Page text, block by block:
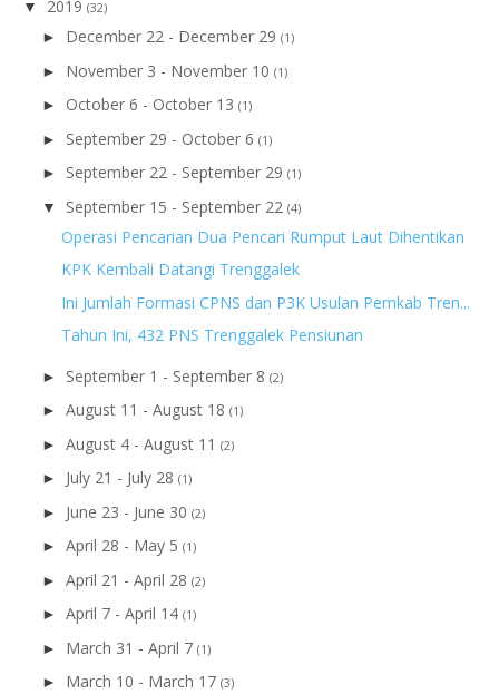
▼ 2019 (32)
► December 22 - December 29 (1)
► November 3 - November 10 (1)
► October 6 - October 13 (1)
► September 29 - October 6 (1)
► September 22 - September 29 (1)
▼ September 15 - September 22 (4)
Operasi Pencarian Dua Pencari Rumput Laut Dihentikan
KPK Kembali Datangi Trenggalek
Ini Jumlah Formasi CPNS dan P3K Usulan Pemkab Tren...
Tahun Ini, 432 PNS Trenggalek Pensiunan
► September 1 - September 8 (2)
► August 11 - August 18 (1)
► August 4 - August 11 (2)
► July 21 - July 28 (1)
► June 23 - June 30 (2)
► April 28 - May 5 (1)
► April 21 - April 28 (2)
► April 7 - April 14 (1)
► March 31 - April 7 (1)
► March 10 - March 17 (3)